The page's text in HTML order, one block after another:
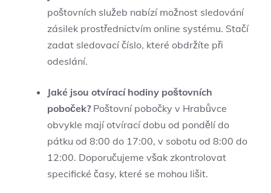
poštovních služeb nabízí možnost sledování
zásilek prostřednictvím online systému. Stačí
zadat sledovací číslo, které obdržíte při
odeslání.
Jaké jsou otvírací hodiny poštovních
poboček? Poštovní pobočky v Hrabůvce
obvykle mají otvírací dobu od pondělí do
pátku od 8:00 do 17:00, v sobotu od 8:00 do
12:00. Doporučujeme však zkontrolovat
specifické časy, které se mohou lišit.